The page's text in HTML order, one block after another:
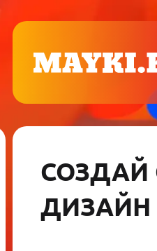
СОЗДАЙ
ДИЗАЙН